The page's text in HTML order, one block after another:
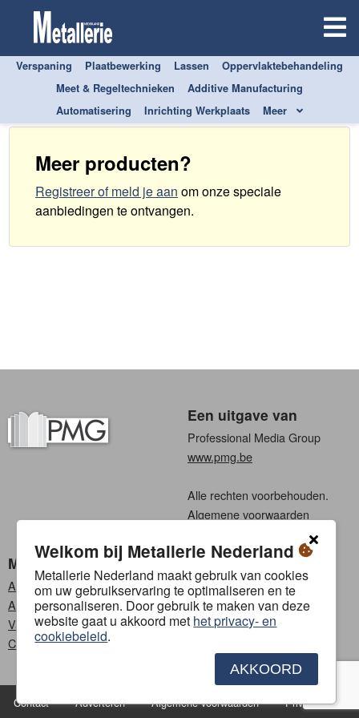
Verspaning Plaatbewerking Lassen
Oppervlaktebehandeling
Meet & Regeltechnieken
Additive Manufacturing
Automatisering
Inrichting Werkplaats Meer
Marktstudies
Meer producten?
Registreer of meld je aan om onze speciale
aanbiedingen te ontvangen.
Een uitgave van
Professional Media Group
www.pmg.be
Alle rechten voorbehouden.
Algemene voorwaarden
Metallerie Nederland
Abonneren
Adverteren
Vacatures
Contact
Kies een taal
Nederlands
Frans
Contact Adverteren Algemene voorwaarden Privacybeleid
Welkom bij Metallerie Nederland
Metallerie Nederland maakt gebruik van cookies
om uw gebruikservaring te optimaliseren en te
personaliseren. Door gebruik te maken van deze
website gaat u akkoord met het privacy- en
cookiebeleid.
AKKOORD